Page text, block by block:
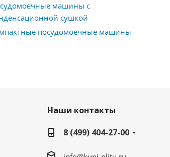
машины с
сушкой
посудомоечные машины
Наши контакты
8 (499) 404-27-00